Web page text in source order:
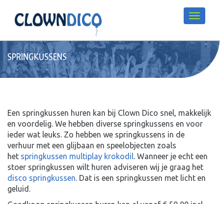
SPRINGKUSSENS
Een springkussen huren kan bij Clown Dico snel, makkelijk
en voordelig. We hebben diverse springkussens en voor
ieder wat leuks. Zo hebben we springkussens in de
verhuur met een glijbaan en speelobjecten zoals
het springkussen multiplay krokodil. Wanneer je echt een
stoer springkussen wilt huren adviseren wij je graag het
disco springkussen. Dat is een springkussen met licht en
geluid.